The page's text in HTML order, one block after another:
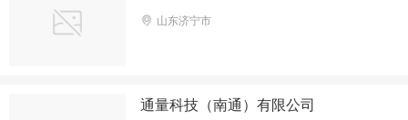
山东济宁市
通量科技（南通）有限公司